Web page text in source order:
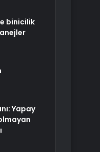
binicilik
Yapay